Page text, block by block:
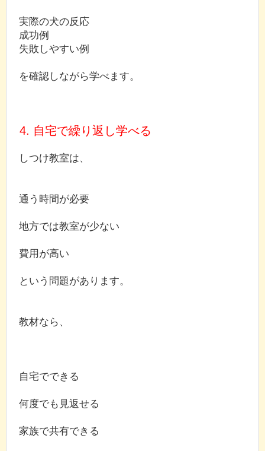
実際の犬の反応
成功例
失敗しやすい例
を確認しながら学べます。
4. 自宅で繰り返し学べる
しつけ教室は、
通う時間が必要
地方では教室が少ない
費用が高い
という問題があります。
教材なら、
自宅でできる
何度でも見返せる
家族で共有できる